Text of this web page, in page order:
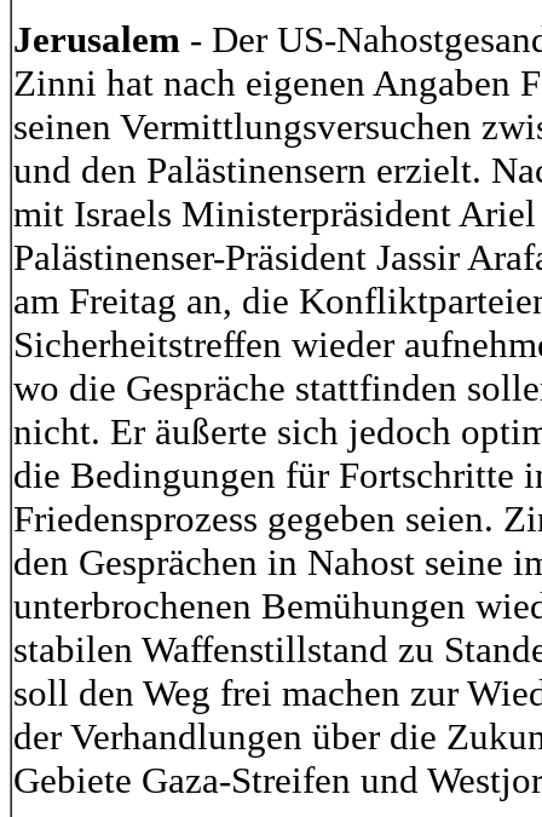
Jerusalem - Der US-
Zinni hat nach eigenen Angaben
seinen Vermittlungsversuchen
und den Palästinensern erzielt.
mit Israels Ministerpräsident Ariel
Palästinenser-Präsident Jassir
am Freitag an, die
Sicherheitstreffen wieder
wo die Gespräche stattfinden
nicht. Er äußerte sich jedoch
die Bedingungen für Fortschritte
Friedensprozess gegeben seien.
den Gesprächen in Nahost seine
unterbrochenen Bemühungen
stabilen Waffenstillstand zu
soll den Weg frei machen zur
der Verhandlungen über die
Gebiete Gaza-Streifen und